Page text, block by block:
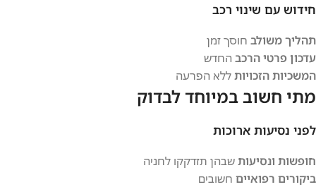
חידוש עם שינוי רכב
תהליך משולב חוסך זמן
עדכון פרטי הרכב החדש
המשכיות הזכויותללא הפרעה
מתי חשוב במיוחד לבדוק
לפני נסיעות ארוכות
חופשות ונסיעותשבהן תזדקקו לחניה
ביקורים רפואיים חשובים